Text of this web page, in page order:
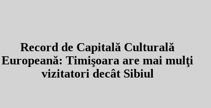
Record de Capitală Culturală
Europeană: Timişoara are mai mulţi
vizitatori decât Sibiul